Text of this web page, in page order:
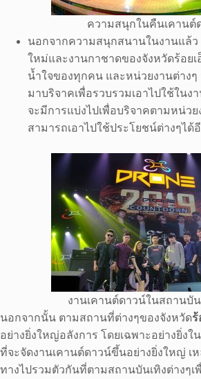
ความสนุกในคืนเคานต์
นอกจากความสนุกสนานในงานแล้ว
ใหม่และงานกาชาดของจังหวัดร้อย
น้ำใจของทุกคน และหน่วยงานต่างๆ
มาบริจาคเพื่อรวบรวมเอาไปใช้ในง
จะมีการแบ่งไปเพื่อบริจาคตามหน่วย
สามารถเอาไปใช้ประโยชน์ต่างๆได้
งานเคานต์ดาวน์ในสถานบัน
นอกจากนั้น ตามสถานที่ต่างๆของจังหวัดร้
อย่างยิ่งใหญ่อลังการ โดยเฉพาะอย่างยิ่ง
ที่จะจัดงานเคานต์ดาวน์ขึ้นอย่างยิ่งใหญ่ เ
ทางไปรวมตัวกันที่ตามสถานบันเทิงต่างๆเ